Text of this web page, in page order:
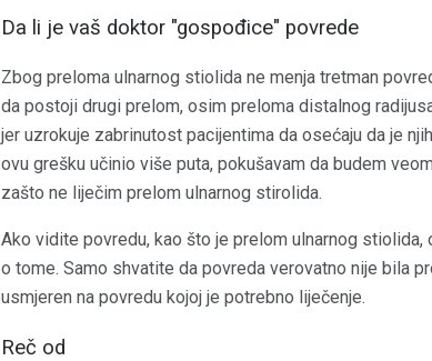
Da li je vaš doktor "gospođice" povrede
Zbog preloma ulnarnog stiolida ne menja tretman
da postoji drugi prelom, osim preloma distalnog
jer uzrokuje zabrinutost pacijentima da osećaju da je
ovu grešku učinio više puta, pokušavam da budem
zašto ne liječim prelom ulnarnog stirolida.
Ako vidite povredu, kao što je prelom ulnarnog
o tome. Samo shvatite da povreda verovatno nije bila
usmjeren na povredu kojoj je potrebno liječenje.
Reč od